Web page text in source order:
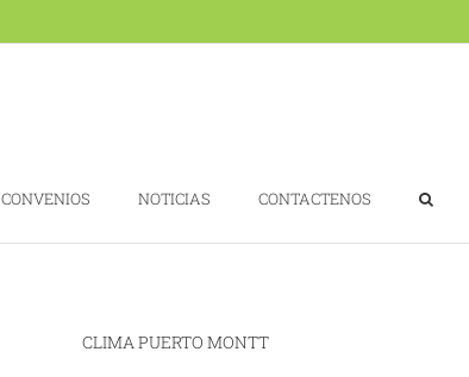
CONVENIOS NOTICIAS CONTACTENOS
CLIMA PUERTO MONTT